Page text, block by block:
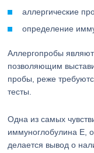
аллергические
определение
Аллергопробы
позволяющим
пробы, реже
тесты.
Одна из самых
иммуноглобулина Е,
делается вывод о